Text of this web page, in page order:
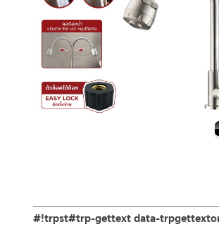
#!trpst#trp-gettext data-